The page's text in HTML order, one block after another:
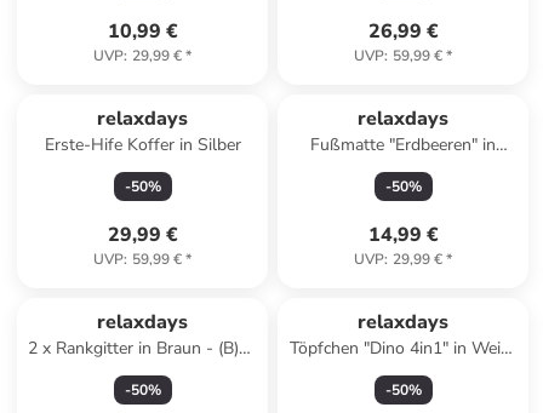
10,99 €
UVP: 29,99 €*
26,99 €
UVP: 59,99 €*
relaxdays
Erste-Hife Koffer in Silber
-50%
29,99 €
UVP: 59,99 €*
relaxdays
Fußmatte "Erdbeeren" in
Mehrfarbig - 60 x 40 cm
-50%
14,99 €
UVP: 29,99 €*
relaxdays
2 x Rankgitter in Braun - (B)30
x (H)160 cm
-50%
relaxdays
Töpfchen "Dino 4in1" in Weiß/
Rosa - (B)36,5 x (H)30 x
(T)33,5 cm
-50%